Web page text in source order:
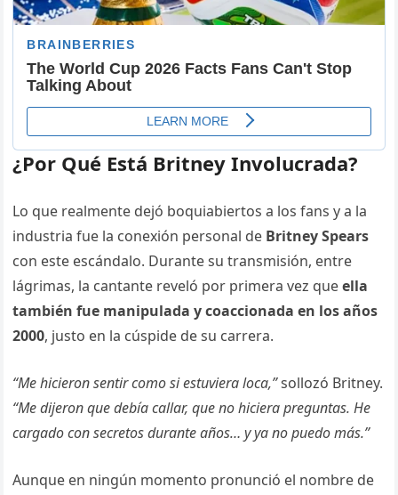
¿Por Qué Está Britney Involucrada?
Lo que realmente dejó boquiabiertos a los fans y a la
industria fue la conexión personal de Britney Spears
con este escándalo. Durante su transmisión, entre
lágrimas, la cantante reveló por primera vez queella
también fue manipulada y coaccionada en los años
2000, justo en la cúspide de su carrera.
“Me hicieron sentir como si estuviera loca,”sollozó Britney.
“Me dijeron que debía callar, que no hiciera preguntas. He
cargado con secretos durante años… y ya no puedo más.”
Aunque en ningún momento pronunció el nombre de